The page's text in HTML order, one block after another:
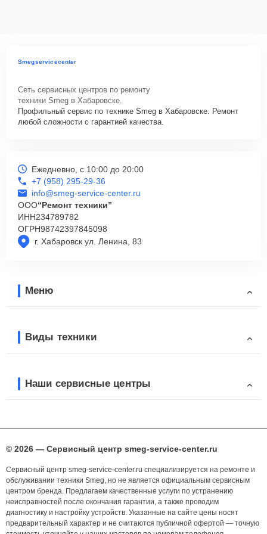
Для запуска процесса ремонта варочной панели Smeg SR775OT
проконсультируют по всем необходимым вопросам, запишут на
диагностику, подскажут с вариантами курьерской доставки или
оформят выезд мастера в удобное время и место.
Smegservicecenter
Сеть сервисных центров по ремонту
техники Smeg в Хабаровске.
Профильный сервис по технике Smeg в Хабаровске. Ремонт
любой сложности с гарантией качества.
г. Хабаровск ул. Ленина, 83
Ежедневно, с 10:00 до 20:00
+7 (958) 295-29-36
info@smeg-service-center.ru
ООО“Ремонт техники”
ИНН234789782
ОГРН98742397845098
Меню
Виды техники
Наши сервисные центры
© 2026 — Сервисный центр smeg-service-center.ru
Сервисный центр smeg-service-center.ru специализируется на ремонте и
обслуживании техники Smeg, но не является официальным сервисным
центром бренда. Предлагаем качественные услуги по устранению
неисправностей после окончания гарантии, а также проводим
диагностику и настройку устройств. Указанные на сайте цены носят
предварительный характер и не считаются публичной офертой — точную